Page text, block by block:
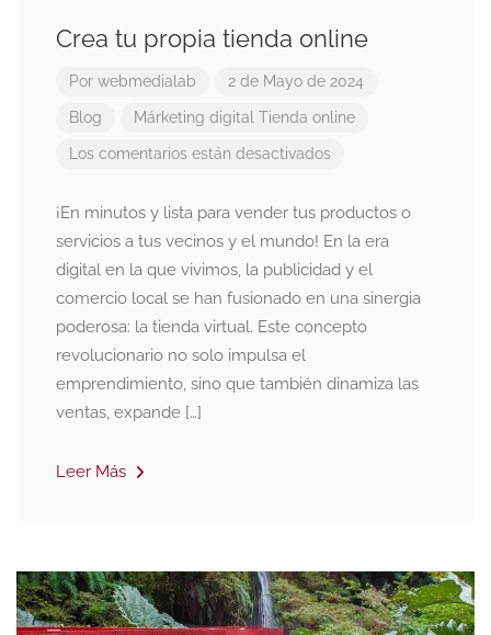
Crea tu propia tienda online
Por webmedialab 2 de Mayo de 2024
Blog Márketing digital Tienda online
Los comentarios están desactivados
¡En minutos y lista para vender tus productos o
servicios a tus vecinos y el mundo! En la era
digital en la que vivimos, la publicidad y el
comercio local se han fusionado en una sinergia
poderosa: la tienda virtual. Este concepto
revolucionario no solo impulsa el
emprendimiento, sino que también dinamiza las
ventas, expande […]
Leer Más